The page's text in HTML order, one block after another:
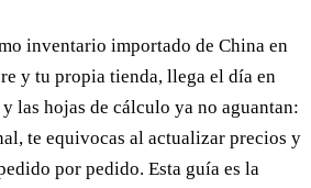
inventario importado de China en
y tu propia tienda, llega el día en
las hojas de cálculo ya no aguantan:
te equivocas al actualizar precios y
por pedido. Esta guía es la